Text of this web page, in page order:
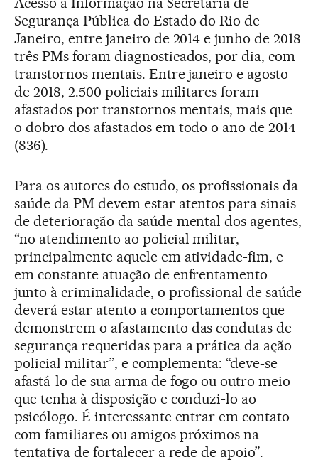
Segurança Pública do Estado do Rio de
Janeiro, entre janeiro de 2014 e junho de 2018
três PMs foram diagnosticados, por dia, com
transtornos mentais. Entre janeiro e agosto
de 2018, 2.500 policiais militares foram
afastados por transtornos mentais, mais que
o dobro dos afastados em todo o ano de 2014
(836).
Para os autores do estudo, os profissionais da
saúde da PM devem estar atentos para sinais
de deterioração da saúde mental dos agentes,
“no atendimento ao policial militar,
principalmente aquele em atividade-fim, e
em constante atuação de enfrentamento
junto à criminalidade, o profissional de saúde
deverá estar atento a comportamentos que
demonstrem o afastamento das condutas de
segurança requeridas para a prática da ação
policial militar”, e complementa: “deve-se
afastá-lo de sua arma de fogo ou outro meio
que tenha à disposição e conduzi-lo ao
psicólogo. É interessante entrar em contato
com familiares ou amigos próximos na
tentativa de fortalecer a rede de apoio”.